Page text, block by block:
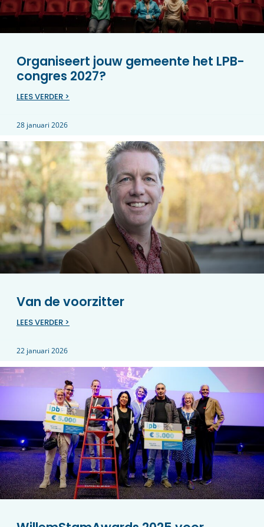
Organiseert jouw gemeente het LPB-
congres 2027?
LEES VERDER >
28 januari 2026
Van de voorzitter
LEES VERDER >
22 januari 2026